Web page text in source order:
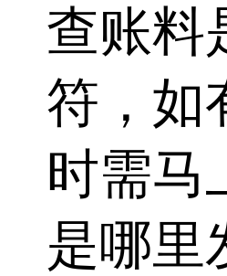
查账料
符，如
时需马
是哪里